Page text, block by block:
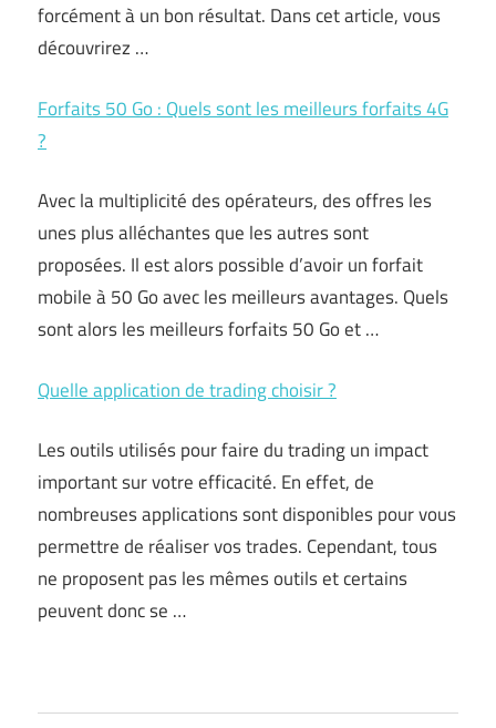
forcément à un bon résultat. Dans cet article, vous
découvrirez …
Forfaits 50 Go : Quels sont les meilleurs forfaits 4G
?
Avec la multiplicité des opérateurs, des offres les
unes plus alléchantes que les autres sont
proposées. Il est alors possible d’avoir un forfait
mobile à 50 Go avec les meilleurs avantages. Quels
sont alors les meilleurs forfaits 50 Go et …
Quelle application de trading choisir ?
Les outils utilisés pour faire du trading un impact
important sur votre efficacité. En effet, de
nombreuses applications sont disponibles pour vous
permettre de réaliser vos trades. Cependant, tous
ne proposent pas les mêmes outils et certains
peuvent donc se …